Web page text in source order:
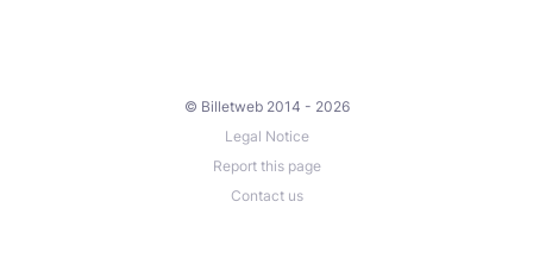
© Billetweb 2014 - 2026
Legal Notice
Report this page
Contact us